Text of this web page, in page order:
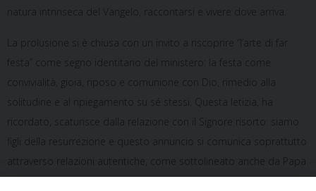
natura intrinseca del Vangelo, raccontarsi e vivere dove arriva.
La prolusione si è chiusa con un invito a riscoprire “l’arte di far
festa” come segno identitario del ministero: la festa come
convivialità, gioia, riposo e comunione con Dio, rimedio alla
solitudine e al ripiegamento su sé stessi. Questa letizia, ha
ricordato, scaturisce dalla relazione con il Signore risorto: siamo
figli della resurrezione e questo annuncio si comunica soprattutto
attraverso relazioni autentiche, come sottolineato anche da Papa
Leone, vivendo come uomini e donne capaci di legami profondi.